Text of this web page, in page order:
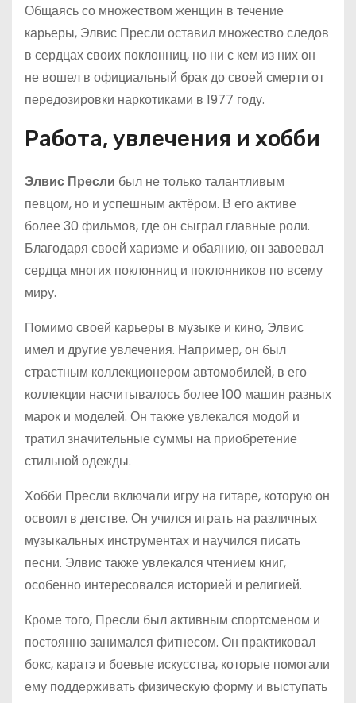
Общаясь со множеством женщин в течение
карьеры, Элвис Пресли оставил множество следов
в сердцах своих поклонниц, но ни с кем из них он
не вошел в официальный брак до своей смерти от
передозировки наркотиками в 1977 году.
Работа, увлечения и хобби
Элвис Пресли был не только талантливым
певцом, но и успешным актёром. В его активе
более 30 фильмов, где он сыграл главные роли.
Благодаря своей харизме и обаянию, он завоевал
сердца многих поклонниц и поклонников по всему
миру.
Помимо своей карьеры в музыке и кино, Элвис
имел и другие увлечения. Например, он был
страстным коллекционером автомобилей, в его
коллекции насчитывалось более 100 машин разных
марок и моделей. Он также увлекался модой и
тратил значительные суммы на приобретение
стильной одежды.
Хобби Пресли включали игру на гитаре, которую он
освоил в детстве. Он учился играть на различных
музыкальных инструментах и научился писать
песни. Элвис также увлекался чтением книг,
особенно интересовался историей и религией.
Кроме того, Пресли был активным спортсменом и
постоянно занимался фитнесом. Он практиковал
бокс, каратэ и боевые искусства, которые помогали
ему поддерживать физическую форму и выступать